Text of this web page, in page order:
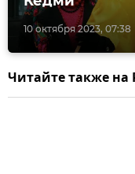
10 октября 2023, 07:38
Читайте также